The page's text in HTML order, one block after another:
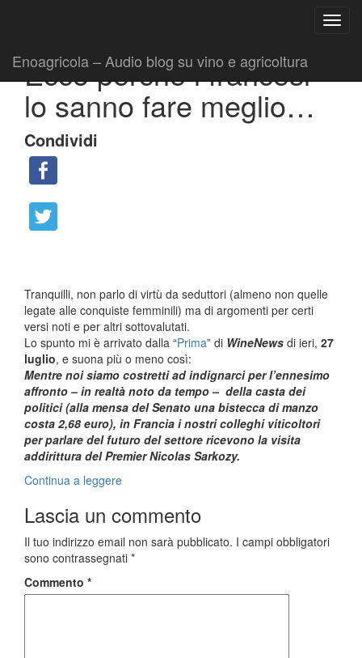
Enoagricola – Audio blog su vino e agricoltura
Ecco perché i francesi
lo sanno fare meglio…
Condividi
Tranquilli, non parlo di virtù da seduttori (almeno non quelle
legate alle conquiste femminili) ma di argomenti per certi
versi noti e per altri sottovalutati.
Lo spunto mi è arrivato dalla “Prima” di WineNews di ieri, 27
luglio, e suona più o meno così:
Mentre noi siamo costretti ad indignarci per l’ennesimo
affronto – in realtà noto da tempo – della casta dei
politici (alla mensa del Senato una bistecca di manzo
costa 2,68 euro), in Francia i nostri colleghi viticoltori
per parlare del futuro del settore ricevono la visita
addirittura del Premier Nicolas Sarkozy.
Continua a leggere
Lascia un commento
Il tuo indirizzo email non sarà pubblicato. I campi obbligatori
sono contrassegnati *
Commento *